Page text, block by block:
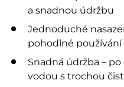
a snadnou údržbu
Jednoduché
pohodlné používání
Snadná údržba –
vodou s trochou